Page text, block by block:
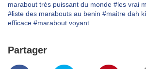
marabout très puissant du monde #les vrai
#liste des marabouts au benin #maitre dah
efficace #marabout voyant
Partager